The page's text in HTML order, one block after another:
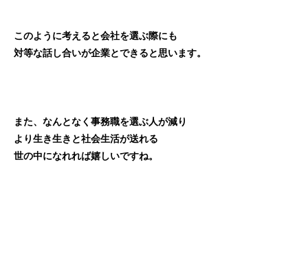
このように考えると会社を選ぶ際にも
対等な話し合いが企業とできると思います。
また、なんとなく事務職を選ぶ人が減り
より生き生きと社会生活が送れる
世の中になれれば嬉しいですね。